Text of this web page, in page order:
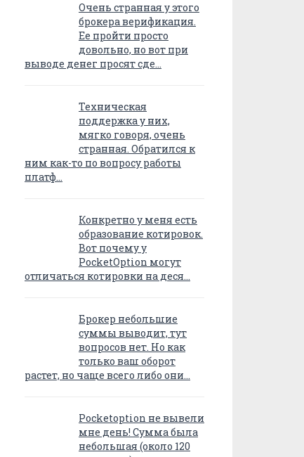
Очень странная у этого
брокера верификация.
Ее пройти просто
довольно, но вот при
выводе денег просят сде…
Техническая
поддержка у них,
мягко говоря, очень
странная. Обратился к
ним как-то по вопросу работы
платф…
Конкретно у меня есть
образование котировок.
Вот почему у
PocketOption могут
отличаться котировки на деся…
Брокер небольшие
суммы выводит, тут
вопросов нет. Но как
только ваш оборот
растет, но чаще всего либо они…
Pocketoption не вывели
мне день! Сумма была
небольшая (около 120